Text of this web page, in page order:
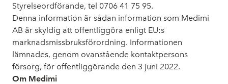
Styrelseordförande, tel 0706 41 75 95.
Denna information är sådan information som Medimi
AB är skyldig att offentliggöra enligt EU:s
marknadsmissbruksförordning. Informationen
lämnades, genom ovanstående kontaktpersons
försorg, för offentliggörande den 3 juni 2022.
Om Medimi